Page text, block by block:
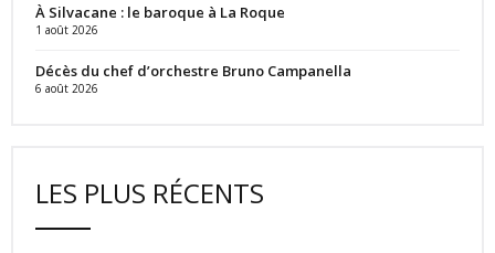
À Silvacane : le baroque à La Roque
1 août 2026
Décès du chef d’orchestre Bruno Campanella
6 août 2026
LES PLUS RÉCENTS